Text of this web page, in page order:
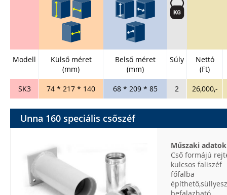
Modell
Külső méret
(mm)
Belső méret
(mm)
Súly
Nettó
(Ft)
SK3 74 * 217 * 140 68 * 209 * 85 2 26,000,-
Unna 160 speciális csőszéf
Műszaki adatok
Cső formájú
kulcsos faliszéf
főfalba